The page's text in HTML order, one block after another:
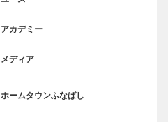
アカデミー
メディア
ホームタウンふなばし